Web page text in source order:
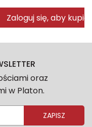
Zaloguj się, aby kupić
oraz
w Platon.
ZAPISZ